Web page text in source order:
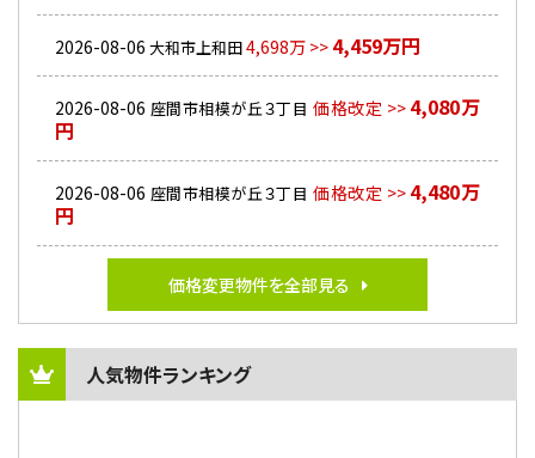
2026-08-06 大和市上和田4,698万 >> 4,459万円
2026-08-06 座間市相模が丘３丁目 価格改定 >> 4,080万
円
2026-08-06 座間市相模が丘３丁目 価格改定 >> 4,480万
円
価格変更物件を全部見る
人気物件ランキング